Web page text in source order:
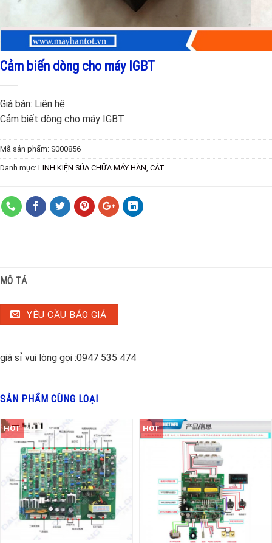
Cảm biến dòng cho máy IGBT
Giá bán: Liên hệ
Cảm biết dòng cho máy IGBT
Mã sản phẩm: S000856
Danh mục: LINH KIỆN SỦA CHỮA MÁY HÀN, CẮT
MÔ TẢ
YÊU CẦU BÁO GIÁ
giá sỉ vui lòng gọi :0947 535 474
SẢN PHẨM CÙNG LOẠI
HOT HOT